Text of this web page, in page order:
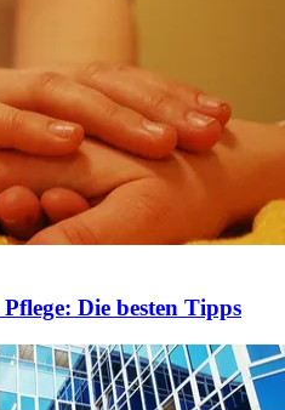
Die besten Tipps